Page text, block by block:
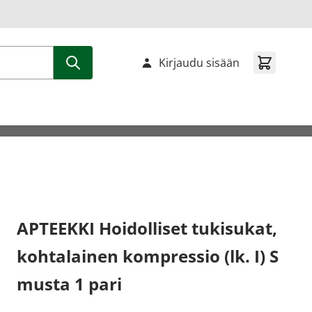
Kirjaudu sisään
APTEEKKI Hoidolliset tukisukat,
kohtalainen kompressio (lk. I) S
musta 1 pari